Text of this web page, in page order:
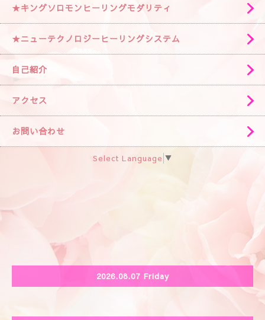
★キングソロモンヒーリングモダリティ
★ニューテクノロジーヒーリングシステム
自己紹介
アクセス
お問い合わせ
Select Language ▼
2026.08.07 Friday